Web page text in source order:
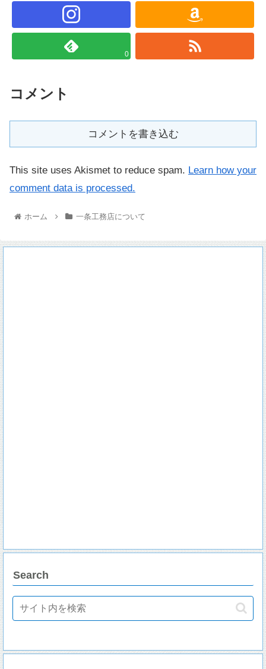
0
コメント
コメントを書き込む
This site uses Akismet to reduce spam. Learn how your
comment data is processed.
ホーム 一条工務店について
Search